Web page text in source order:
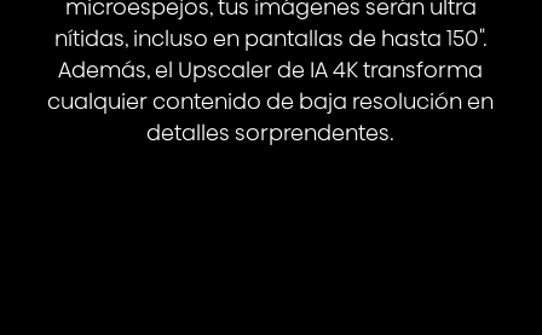
microespejos, tus imágenes serán ultra
nítidas, incluso en pantallas de hasta 150".
Además, el Upscaler de IA 4K transforma
cualquier contenido de baja resolución en
detalles sorprendentes.